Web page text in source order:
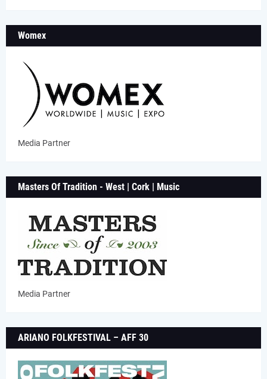
Womex
Media Partner
Masters Of Tradition - West | Cork | Music
Media Partner
ARIANO FOLKFESTIVAL – AFF 30